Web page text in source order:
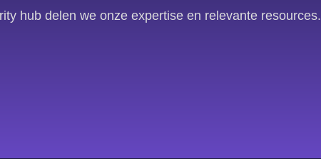
hub delen we onze expertise en relevante resources.